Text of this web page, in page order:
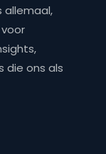
allemaal,
die ons als